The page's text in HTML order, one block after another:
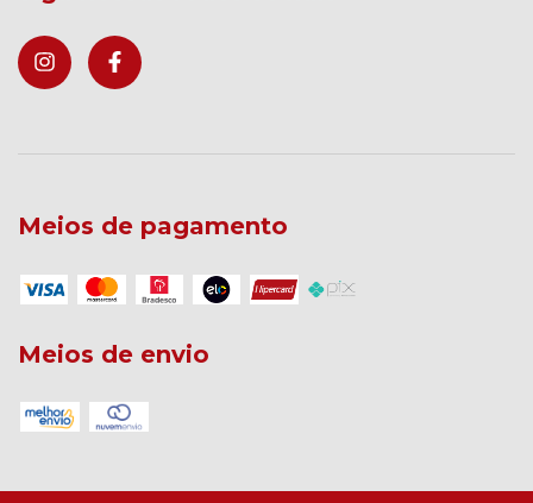
Meios de pagamento
Meios de envio